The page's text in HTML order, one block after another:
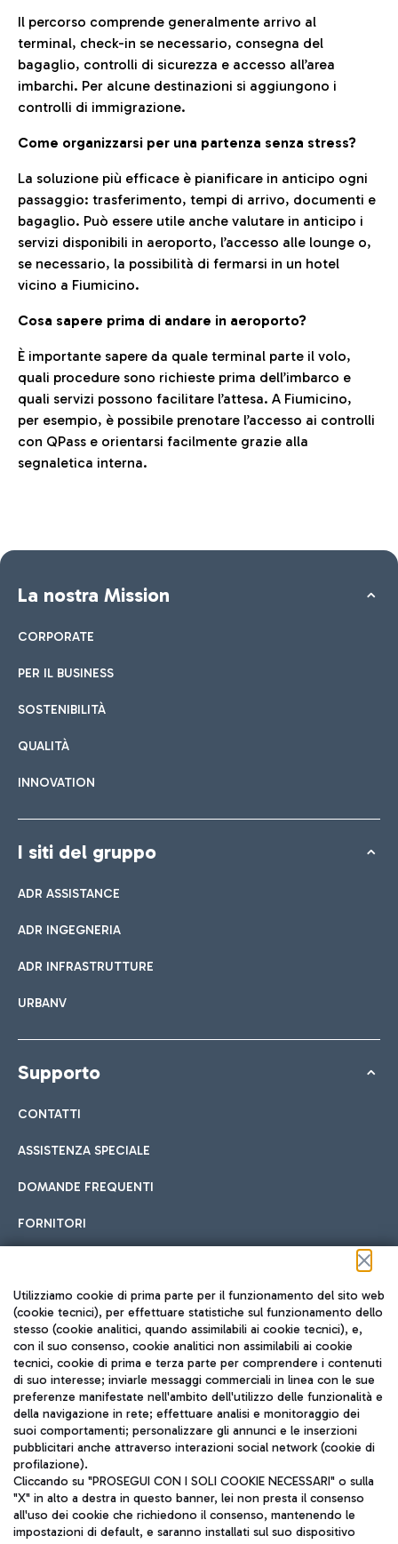
Il percorso comprende generalmente arrivo al
terminal, check-in se necessario, consegna del
bagaglio, controlli di sicurezza e accesso all’area
imbarchi. Per alcune destinazioni si aggiungono i
controlli di immigrazione.
Come organizzarsi per una partenza senza stress?
La soluzione più efficace è pianificare in anticipo ogni
passaggio: trasferimento, tempi di arrivo, documenti e
bagaglio. Può essere utile anche valutare in anticipo i
servizi disponibili in aeroporto, l’accesso alle lounge o,
se necessario, la possibilità di fermarsi in un hotel
vicino a Fiumicino.
Cosa sapere prima di andare in aeroporto?
È importante sapere da quale terminal parte il volo,
quali procedure sono richieste prima dell’imbarco e
quali servizi possono facilitare l’attesa. A Fiumicino,
per esempio, è possibile prenotare l’accesso ai controlli
con QPass e orientarsi facilmente grazie alla
segnaletica interna.
La nostra Mission
CORPORATE
PER IL BUSINESS
SOSTENIBILITÀ
QUALITÀ
INNOVATION
I siti del gruppo
ADR ASSISTANCE
ADR INGEGNERIA
ADR INFRASTRUTTURE
URBANV
Supporto
CONTATTI
ASSISTENZA SPECIALE
DOMANDE FREQUENTI
FORNITORI
Seguici sui social
TRAVEL JOURNAL
ITA
Utilizziamo cookie di prima parte per il funzionamento del sito web
(cookie tecnici), per effettuare statistiche sul funzionamento dello
stesso (cookie analitici, quando assimilabili ai cookie tecnici), e,
con il suo consenso, cookie analitici non assimilabili ai cookie
tecnici, cookie di prima e terza parte per comprendere i contenuti
di suo interesse; inviarle messaggi commerciali in linea con le sue
preferenze manifestate nell'ambito dell'utilizzo delle funzionalità e
della navigazione in rete; effettuare analisi e monitoraggio dei
suoi comportamenti; personalizzare gli annunci e le inserzioni
pubblicitari anche attraverso interazioni social network (cookie di
profilazione).
Cliccando su "PROSEGUI CON I SOLI COOKIE NECESSARI" o sulla
"X" in alto a destra in questo banner, lei non presta il consenso
all'uso dei cookie che richiedono il consenso, mantenendo le
impostazioni di default, e saranno installati sul suo dispositivo